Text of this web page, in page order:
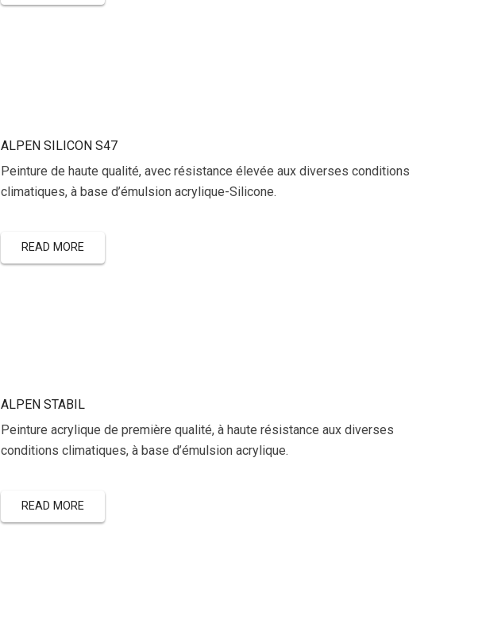
ALPEN SILICON S47
Peinture de haute qualité, avec résistance élevée aux diverses conditions
climatiques, à base d’émulsion acrylique-Silicone.
READ MORE
ALPEN STABIL
Peinture acrylique de première qualité, à haute résistance aux diverses
conditions climatiques, à base d’émulsion acrylique.
READ MORE